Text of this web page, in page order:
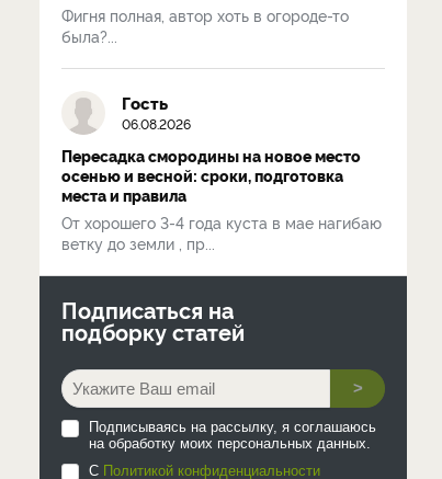
Фигня полная, автор хоть в огороде-то
была?...
Гость
06.08.2026
Пересадка смородины на новое место
осенью и весной: сроки, подготовка
места и правила
От хорошего 3-4 года куста в мае нагибаю
ветку до земли , пр...
Подписаться на
подборку статей
>
Подписываясь на рассылку, я соглашаюсь
на обработку моих персональных данных.
С Политикой конфиденциальности